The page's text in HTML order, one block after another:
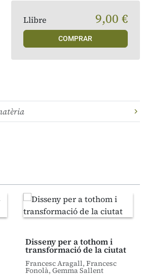
Llibre 9,00 €
COMPRAR
Disseny per a tothom i
transformació de la ciutat
Francesc Aragall, Francesc
Fonolà, Gemma Sallent